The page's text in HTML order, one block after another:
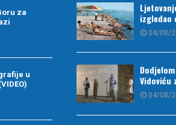
za
u
izgledao
04/08/
Vidoviću
04/08/